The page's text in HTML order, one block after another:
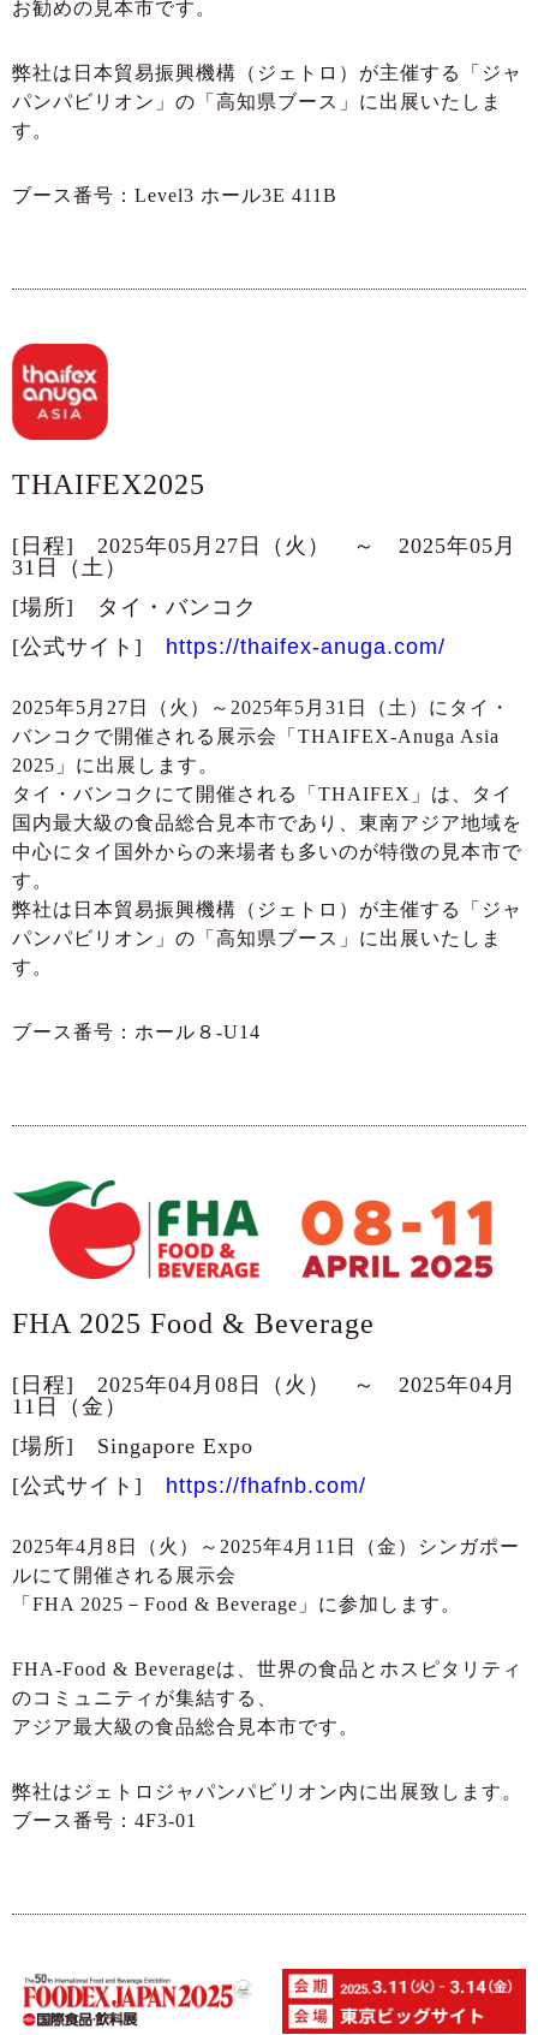
お勧めの見本市です。
弊社は日本貿易振興機構（ジェトロ）が主催する「ジャ
パンパビリオン」の「高知県ブース」に出展いたしま
す。
ブース番号：Level3 ホール3E 411B
THAIFEX2025
[日程] 2025年05月27日（火） ～ 2025年05月
31日（土）
[場所] タイ・バンコク
[公式サイト] https://thaifex-anuga.com/
2025年5月27日（火）～2025年5月31日（土）にタイ・
バンコクで開催される展示会「THAIFEX-Anuga Asia
2025」に出展します。
タイ・バンコクにて開催される「THAIFEX」は、タイ
国内最大級の食品総合見本市であり、東南アジア地域を
中心にタイ国外からの来場者も多いのが特徴の見本市で
す。
弊社は日本貿易振興機構（ジェトロ）が主催する「ジャ
パンパビリオン」の「高知県ブース」に出展いたしま
す。
ブース番号：ホール８-U14
FHA 2025 Food & Beverage
[日程] 2025年04月08日（火） ～ 2025年04月
11日（金）
[場所] Singapore Expo
[公式サイト] https://fhafnb.com/
2025年4月8日（火）～2025年4月11日（金）シンガポー
ルにて開催される展示会
「FHA 2025－Food & Beverage」に参加します。
FHA-Food & Beverageは、世界の食品とホスピタリティ
のコミュニティが集結する、
アジア最大級の食品総合見本市です。
弊社はジェトロジャパンパビリオン内に出展致します。
ブース番号：4F3-01